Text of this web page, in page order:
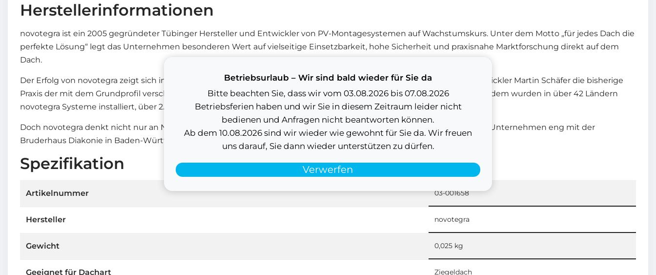
Betriebsurlaub – Wir sind bald wieder für Sie da
Bitte beachten Sie, dass wir vom 03.08.2026 bis 07.08.2026
Betriebsferien haben und wir Sie in diesem Zeitraum leider nicht
bedienen und Anfragen nicht beantworten können.
Ab dem 10.08.2026 sind wir wieder wie gewohnt für Sie da. Wir freuen
uns darauf, Sie dann wieder unterstützen zu dürfen.
Verwerfen
Herstellerinformationen
novotegra ist ein 2005 gegründeter Tübinger Hersteller und Entwickler von PV-Montagesystemen auf Wachstumskurs. Unter dem Motto „für jedes Dach die
perfekte Lösung“ legt das Unternehmen besonderen Wert auf vielseitige Einsetzbarkeit, hohe Sicherheit und praxisnahe Marktforschung direkt auf dem
Dach.
Der Erfolg von novotegra zeigt sich in zahlreichen Meilensteinen. Bereits im Gründungsjahr revolutionierte Produktentwickler Martin Schäfer die bisherige
Praxis der mit dem Grundprofil verschweißten Dachhaken und brachte sie im folgenden Jahr in Serie auf den Markt. Seitdem wurden in über 42 Ländern
novotegra Systeme installiert, über 2.000 MW Module verbaut und millionenfach Schienen verkauft.
Doch novotegra denkt nicht nur an Nachhaltigkeit, sondern auch an soziale Verantwortung: Seit Gründung arbeitet das Unternehmen eng mit der
Bruderhaus Diakonie in Baden-Württemberg zusammen und schafft so Win-Win-Situationen für alle Beteiligten.
Spezifikation
Artikelnummer 03-001658
Hersteller novotegra
Gewicht 0,025 kg
Geeignet für Dachart Ziegeldach